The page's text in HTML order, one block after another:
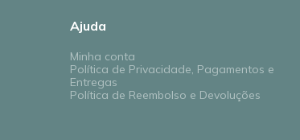
Ajuda
Minha conta
Política de Privacidade, Pagamentos e
Entregas
Política de Reembolso e Devoluções